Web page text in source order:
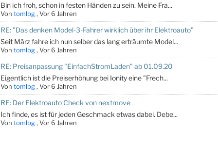
Bin ich froh, schon in festen Händen zu sein. Meine Fra...
Von tomlbg , Vor 6 Jahren
RE: "Das denken Model-3-Fahrer wirklich über ihr Elektroauto"
Seit März fahre ich nun selber das lang erträumte Model...
Von tomlbg , Vor 6 Jahren
RE: Preisanpassung "EinfachStromLaden" ab 01.09.20
Eigentlich ist die Preiserhöhung bei Ionity eine "Frech...
Von tomlbg , Vor 6 Jahren
RE: Der Elektroauto Check von nextmove
Ich finde, es ist für jeden Geschmack etwas dabei. Debe...
Von tomlbg , Vor 6 Jahren